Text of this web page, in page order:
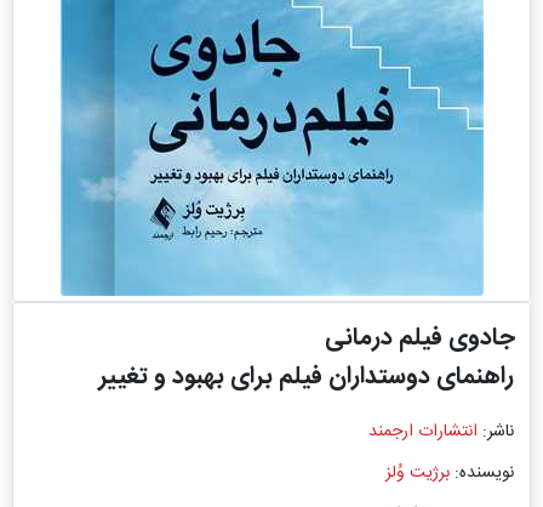
جادوی فیلم درمانی
راهنمای دوستداران فیلم برای بهبود و تغییر
ناشر: انتشارات ارجمند
نویسنده: برژیت وُلز